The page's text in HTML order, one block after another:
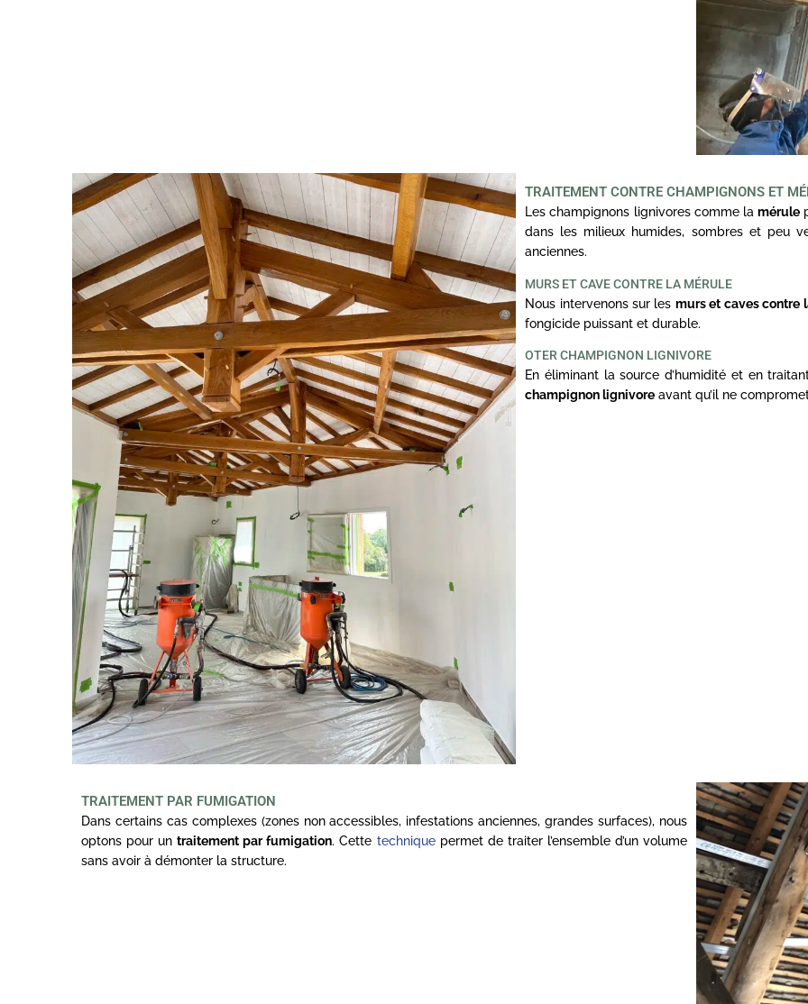
TRAITEMENT CONTRE CHAMPIGNONS ET
Les champignons lignivores comme lamérule
dans les milieux humides, sombres et peu
anciennes.
MURS ET CAVE CONTRE LA MÉRULE
Nous intervenons sur les murs et caves contre
fongicide puissant et durable.
OTER CHAMPIGNON LIGNIVORE
En éliminant la source d’humidité et en
champignon lignivore avant qu’il ne
TRAITEMENT PAR FUMIGATION
Dans certains cas complexes (zones non accessibles, infestations anciennes, grandes surfaces), nous
optons pour untraitement par fumigation. Cette techniquepermet de traiter l’ensemble d’un volume
sans avoir à démonter la structure.